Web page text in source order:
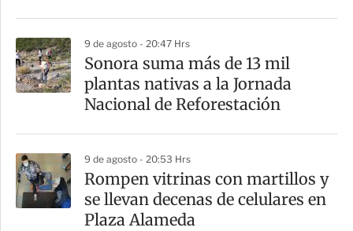
9 de agosto - 20:47 Hrs
Sonora suma más de 13 mil
plantas nativas a la Jornada
Nacional de Reforestación
9 de agosto - 20:53 Hrs
Rompen vitrinas con martillos y
se llevan decenas de celulares en
Plaza Alameda